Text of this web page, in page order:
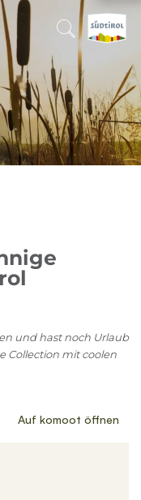
und hast noch Urlaub
Collection mit coolen